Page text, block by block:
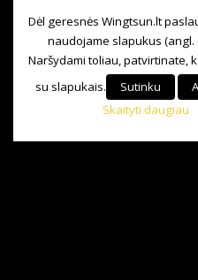
Dėl geresnės Wingtsun.lt
naudojame slapukus (angl.
Naršydami toliau, patvirtinate,
su slapukais.
Sutinku
Skaityti daugiau